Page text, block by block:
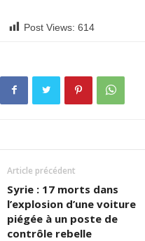
Post Views: 614
Article précédent
Syrie : 17 morts dans
l’explosion d’une voiture
piégée à un poste de
contrôle rebelle